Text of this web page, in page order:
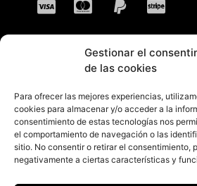
Gestionar el
de las cookies
Para ofrecer las mejores experiencias,
cookies para almacenar y/o acceder a la
consentimiento de estas tecnologías nos
el comportamiento de navegación o las
sitio. No consentir o retirar el consentimiento,
negativamente a ciertas características y
CONTACTO
Dirección: C. Sta. María
41701 Dos Hermanas,
Teléfono +34 694 46 69 91